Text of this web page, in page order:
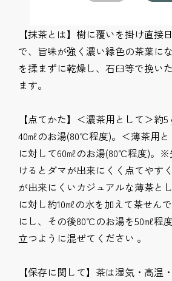
【抹茶とは】樹に覆いを掛け直接
で、旨味が強く濃い緑色の茶葉に
を揉まずに乾燥し、石臼等で挽い
ます。
【点てかた】＜濃茶用として＞約
40㎖のお湯(80℃程度)。＜薄茶用
に対して60㎖のお湯(80℃程度)。
けるとダマが出来にくく点てやす
が出来にくいカジュアルな薄茶と
に対し約10㎖の水を加えて茶せん
にし、その後80℃のお湯を50㎖程
立つように混ぜてください 。
【保存に関して】茶は湿気・高温